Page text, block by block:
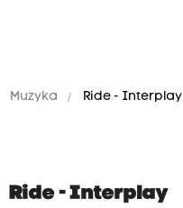
Muzyka Ride - Interplay
Ride - Interplay